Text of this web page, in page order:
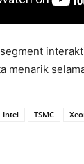
menarik
Intel TSMC